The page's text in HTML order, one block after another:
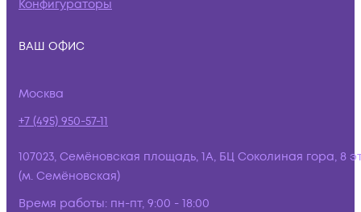
Конфигураторы
ВАШ ОФИС
Москва
+7 (495) 950-57-11
107023, Семёновская площадь, 1А, БЦ Соколиная гора, 8
(м. Семёновская)
Время работы: пн-пт, 9:00 - 18:00